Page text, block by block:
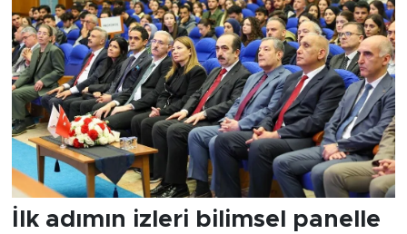
İlk adımın izleri bilimsel panelle